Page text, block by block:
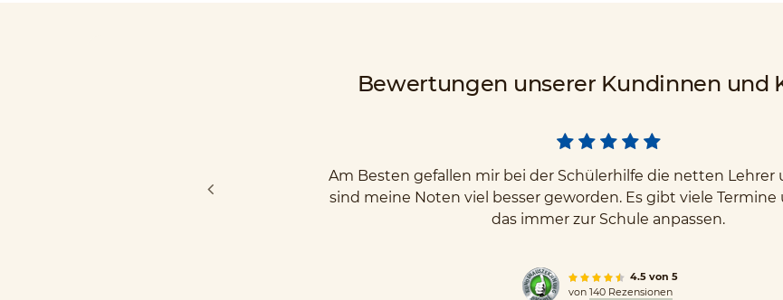
Bewertungen unserer Kundinnen und
Am Besten gefallen mir bei der Schülerhilfe die netten Lehrer
sind meine Noten viel besser geworden. Es gibt viele
das immer zur Schule anpassen.
4.5 von 5
von 140 Rezensionen